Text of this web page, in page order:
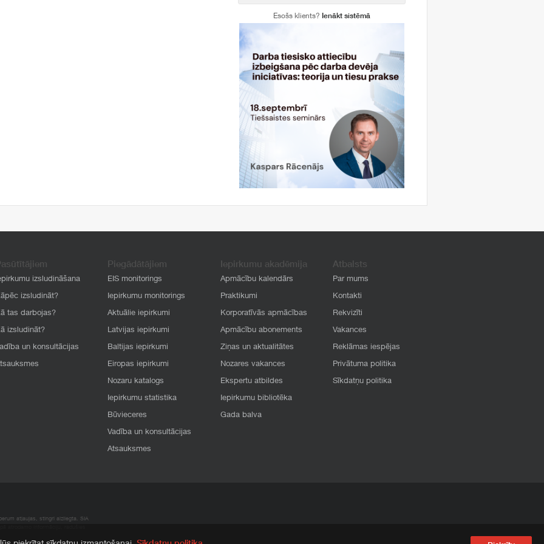
Esošs klients? Ienākt sistēmā
izsludināšana
izsludināt?
tas darbojas?
izsludināt?
un konsultācijas
Piegādātājiem
EIS monitorings
Iepirkumu monitorings
Aktuālie iepirkumi
Latvijas iepirkumi
Baltijas iepirkumi
Eiropas iepirkumi
Nozaru katalogs
Iepirkumu statistika
Būvieceres
Vadība un konsultācijas
Atsauksmes
Iepirkumu akadēmija
Apmācību kalendārs
Praktikumi
Korporatīvās apmācības
Apmācību abonements
Ziņas un aktualitātes
Nozares vakances
Ekspertu atbildes
Iepirkumu bibliotēka
Gada balva
Atbalsts
Par mums
Kontakti
Rekvizīti
Vakances
Reklāmas iespējas
Privātuma politika
Sīkdatņu politika
atļaujas, stingri aizliegta. SIA